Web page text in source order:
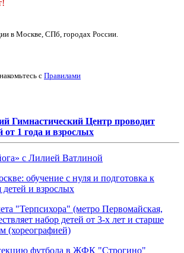
в Москве, СПб, городах России.
с Правилами
Гимнастический Центр проводит
от 1 года и взрослых
с Лилией Ватлиной
обучение с нуля и подготовка к
детей и взрослых
"Терпсихора" (метро Первомайская,
набор детей от 3-х лет и старше
(хореографией)
футбола в ЖФК "Строгино"